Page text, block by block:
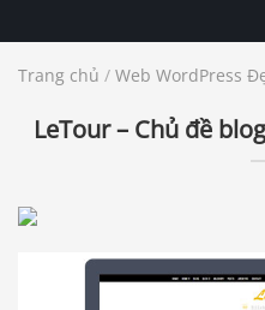
Trang chủ / Web WordPress
LeTour – Chủ đề